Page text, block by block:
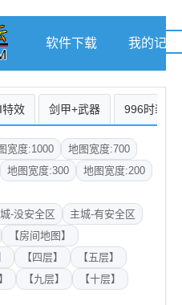
软件下载 我的记录
效 剑甲+武器 996时装
宽度:1000
地图宽度:700
地图宽度:300
地图宽度:200
-没安全区
主城-有安全区
【房间地图】
【四层】
【五层】
【九层】
【十层】